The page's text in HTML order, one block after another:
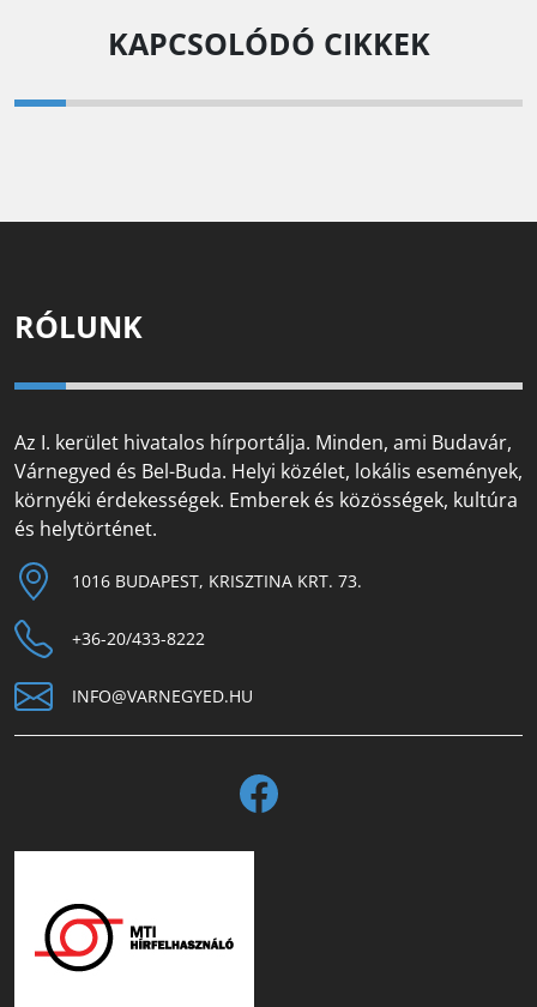
KAPCSOLÓDÓ CIKKEK
RÓLUNK
Az I. kerület hivatalos hírportálja. Minden, ami Budavár,
Várnegyed és Bel-Buda. Helyi közélet, lokális események,
környéki érdekességek. Emberek és közösségek, kultúra
és helytörténet.
1016 BUDAPEST, KRISZTINA KRT. 73.
+36-20/433-8222
INFO@VARNEGYED.HU